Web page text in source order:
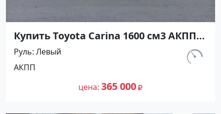
Купить Toyota Carina 1600 см3 АКПП
(116 л.с.) Бензин инжектор в
Краснодар: цвет Красный Седан 1993
года по цене 365000 рублей,
объявление №27299 на сайте
км.
Руль Левый
АКПП
цена 365 000